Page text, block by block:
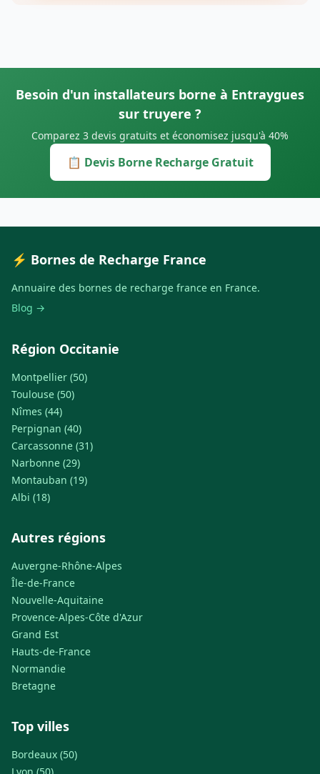
Besoin d'un installateurs borne à Entraygues
sur truyere ?
Comparez 3 devis gratuits et économisez jusqu'à 40%
📋 Devis Borne Recharge Gratuit
⚡ Bornes de Recharge France
Annuaire des bornes de recharge france en France.
Blog →
Région Occitanie
Montpellier (50)
Toulouse (50)
Nîmes (44)
Perpignan (40)
Carcassonne (31)
Narbonne (29)
Montauban (19)
Albi (18)
Autres régions
Auvergne-Rhône-Alpes
Île-de-France
Nouvelle-Aquitaine
Provence-Alpes-Côte d'Azur
Grand Est
Hauts-de-France
Normandie
Bretagne
Top villes
Bordeaux (50)